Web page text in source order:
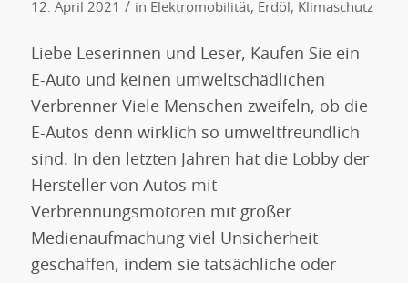
12. April 2021 / in Elektromobilität, Erdöl , Klimaschutz
Liebe Leserinnen und Leser, Kaufen Sie ein
E-Auto und keinen umweltschädlichen
Verbrenner Viele Menschen zweifeln, ob die
E-Autos denn wirklich so umweltfreundlich
sind. In den letzten Jahren hat die Lobby der
Hersteller von Autos mit
Verbrennungsmotoren mit großer
Medienaufmachung viel Unsicherheit
geschaffen, indem sie tatsächliche oder